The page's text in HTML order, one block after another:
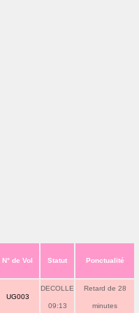
N° de Vol Statut Ponctualité
UG003
DECOLLE
09:13
Retard de 28
minutes